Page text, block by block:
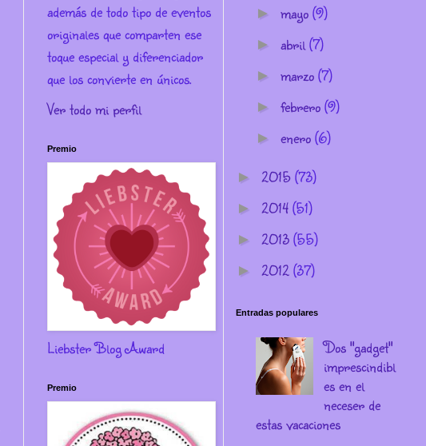
además de todo tipo de eventos
originales que comparten ese
toque especial y diferenciador
que los convierte en únicos.
Ver todo mi perfil
Premio
Liebster Blog Award
Premio
► mayo(9)
► abril(7)
► marzo(7)
► febrero(9)
► enero(6)
► 2015(73)
► 2014(51)
► 2013(55)
► 2012(37)
Entradas populares
Dos "gadget"
imprescindibl
es en el
neceser de
estas vacaciones